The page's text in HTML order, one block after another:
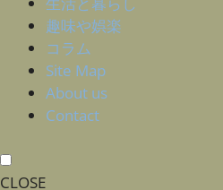
趣味や娯楽
コラム
Site Map
About us
Contact
CLOSE